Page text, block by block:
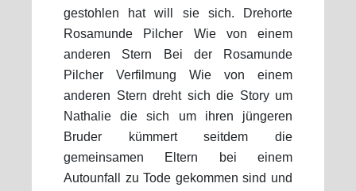
gestohlen hat will sie sich. Drehorte
Rosamunde Pilcher Wie von einem
anderen Stern Bei der Rosamunde
Pilcher Verfilmung Wie von einem
anderen Stern dreht sich die Story um
Nathalie die sich um ihren jüngeren
Bruder kümmert seitdem die
gemeinsamen Eltern bei einem
Autounfall zu Tode gekommen sind und